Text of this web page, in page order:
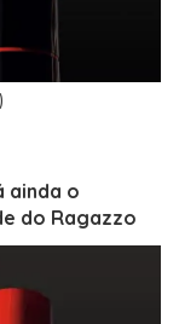
ainda o
do Ragazzo